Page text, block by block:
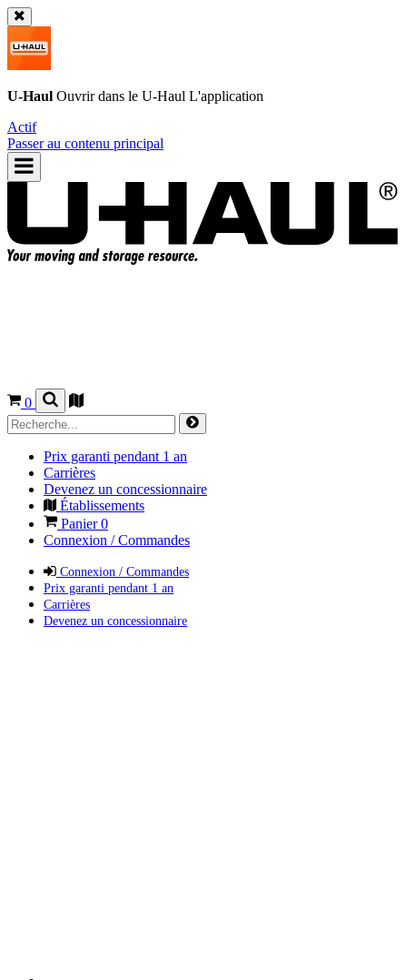
U-Haul Ouvrir dans le U-Haul L'application
Actif
Passer au contenu principal
0
Prix garanti pendant 1 an
Carrières
Devenez un concessionnaire
Établissements
Panier0
Connexion / Commandes
Connexion / Commandes
Prix garanti pendant 1 an
Carrières
Devenez un concessionnaire